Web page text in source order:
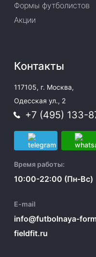
Формы футболистов
Акции
Контакты
117105, г. Москва,
Одесская ул., 2
+7 (495) 133-
Время работы:
10:00-22:00 (Пн-Вс)
E-mail
info@futbolnaya-
fieldfit.ru